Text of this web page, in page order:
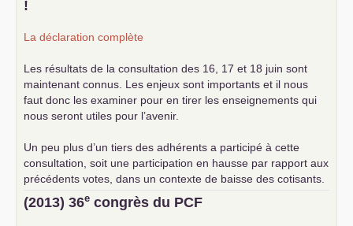
!
La déclaration complète
Les résultats de la consultation des 16, 17 et 18 juin sont
maintenant connus. Les enjeux sont importants et il nous
faut donc les examiner pour en tirer les enseignements qui
nous seront utiles pour l’avenir.
Un peu plus d’un tiers des adhérents a participé à cette
consultation, soit une participation en hausse par rapport aux
précédents votes, dans un contexte de baisse des cotisants.
... lire la suite
(2013) 36e congrès du PCF